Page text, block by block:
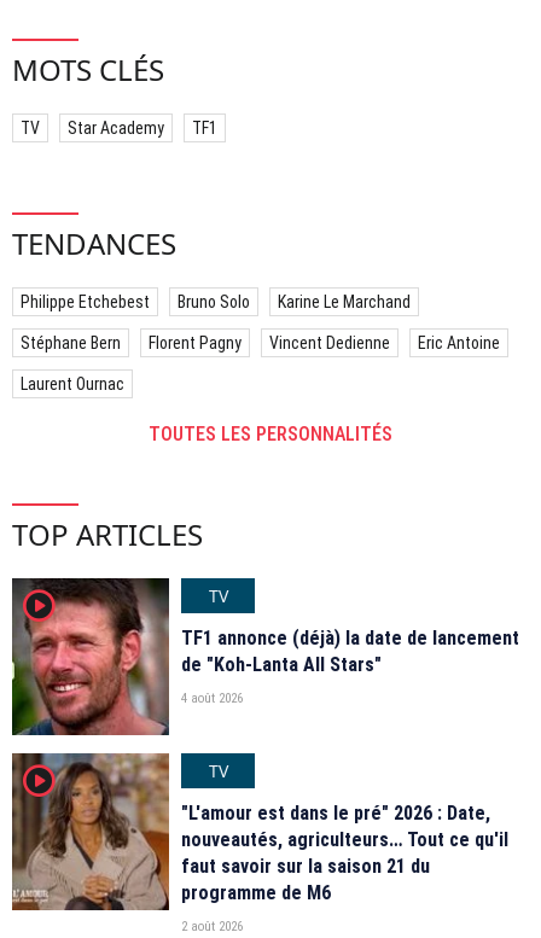
MOTS CLÉS
TV Star Academy TF1
TENDANCES
Philippe Etchebest Bruno Solo Karine Le Marchand
Stéphane Bern Florent Pagny Vincent Dedienne Eric Antoine
Laurent Ournac
TOUTES LES PERSONNALITÉS
TOP ARTICLES
player2
TV
TF1 annonce (déjà) la date de lancement
de "Koh-Lanta All Stars"
4 août 2026
player2
TV
"L'amour est dans le pré" 2026 : Date,
nouveautés, agriculteurs… Tout ce qu'il
faut savoir sur la saison 21 du
programme de M6
2 août 2026